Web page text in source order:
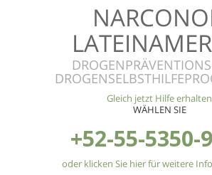
Gleich jetzt Hilfe erhalten
WÄHLEN SIE
+52-55-5350-
oder klicken Sie hier für weitere